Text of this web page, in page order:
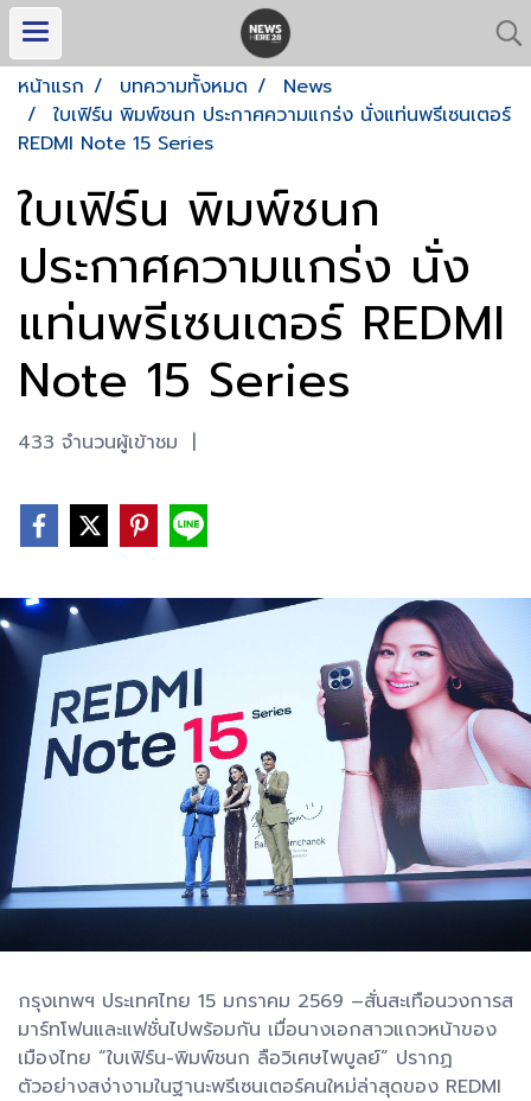
หน้าแรก บทความทั้งหมด
News
ใบเฟิร์น พิมพ์ชนก ประกาศความแกร่ง นั่งแท่นพรีเซนเตอร์
REDMI Note 15 Series
ใบเฟิร์น พิมพ์ชนก
ประกาศความแกร่ง นั่ง
แท่นพรีเซนเตอร์ REDMI
Note 15 Series
433 จำนวนผู้เข้าชม |
กรุงเทพฯ ประเทศไทย 15 มกราคม 2569 –สั่นสะเทือนวงการส
มาร์ทโฟนและแฟชั่นไปพร้อมกัน เมื่อนางเอกสาวแถวหน้าของ
เมืองไทย “ใบเฟิร์น-พิมพ์ชนก ลือวิเศษไพบูลย์” ปรากฏ
ตัวอย่างสง่างามในฐานะพรีเซนเตอร์คนใหม่ล่าสุดของ REDMI